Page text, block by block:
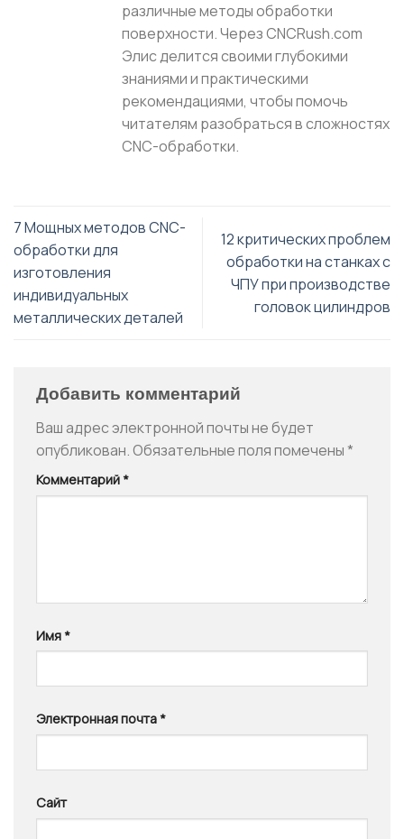
различные методы обработки
поверхности. Через CNCRush.com
Элис делится своими глубокими
знаниями и практическими
рекомендациями, чтобы помочь
читателям разобраться в сложностях
CNC-обработки.
7 Мощных методов CNC-
обработки для
изготовления
индивидуальных
металлических деталей
12 критических проблем
обработки на станках с
ЧПУ при производстве
головок цилиндров
Добавить комментарий
Ваш адрес электронной почты не будет
опубликован. Обязательные поля помечены*
Комментарий *
Имя *
Электронная почта *
Сайт